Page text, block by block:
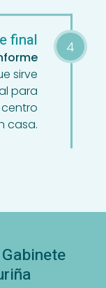
final
sirve
para
casa.